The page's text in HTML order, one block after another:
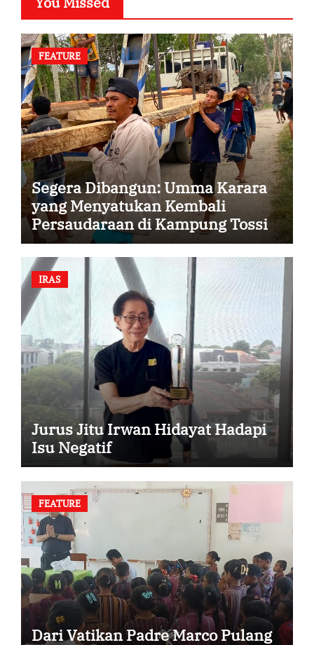
FEATURE
Segera Dibangun: Umma Karara
yang Menyatukan Kembali
Persaudaraan di Kampung Tossi
IRAS
Jurus Jitu Irwan Hidayat Hadapi
Isu Negatif
FEATURE
Dari Vatikan Padre Marco Pulang